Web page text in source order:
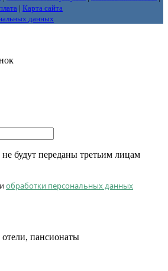
| Карта сайта
данных
будут переданы третьим лицам
обработки персональных данных
пансионаты